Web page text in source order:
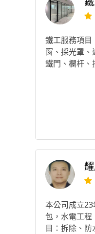
鐵工服務項目
窗、採光罩、
鐵門、欄杆、
本公司成立
包，水電工程
目：拆除、